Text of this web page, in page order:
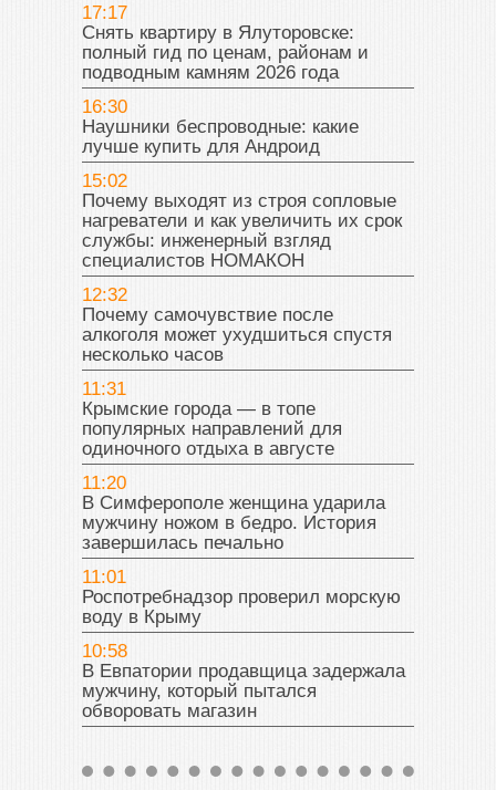
17:17
Снять квартиру в Ялуторовске:
полный гид по ценам, районам и
подводным камням 2026 года
16:30
Наушники беспроводные: какие
лучше купить для Андроид
15:02
Почему выходят из строя сопловые
нагреватели и как увеличить их срок
службы: инженерный взгляд
специалистов НОМАКОН
12:32
Почему самочувствие после
алкоголя может ухудшиться спустя
несколько часов
11:31
Крымские города — в топе
популярных направлений для
одиночного отдыха в августе
11:20
В Симферополе женщина ударила
мужчину ножом в бедро. История
завершилась печально
11:01
Роспотребнадзор проверил морскую
воду в Крыму
10:58
В Евпатории продавщица задержала
мужчину, который пытался
обворовать магазин